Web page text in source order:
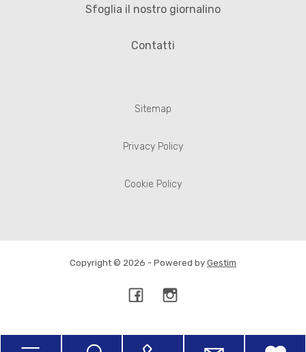
Sfoglia il nostro giornalino
Contatti
Sitemap
Privacy Policy
Cookie Policy
Copyright © 2026 - Powered by Gestim
Torna su